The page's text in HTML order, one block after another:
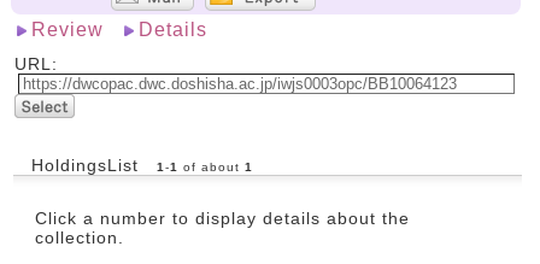
Review Details
URL:
HoldingsList 1 -1 of about 1
Click a number to display details about the
collection.